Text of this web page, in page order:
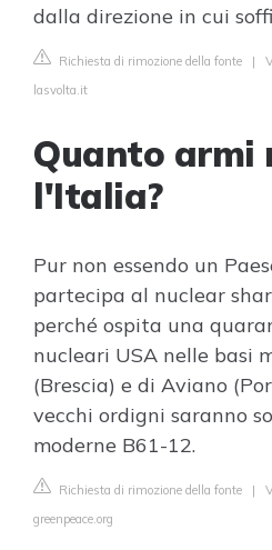
dalla direzione in cui
Richiesta di rimozione della fonte |
lasvolta.it
Quanto armi
l'Italia?
Pur non essendo un
partecipa al nuclear
perché ospita una
nucleari USA nelle basi
(Brescia) e di Aviano
vecchi ordigni saranno
moderne B61-12.
Richiesta di rimozione della fonte |
greenpeace.org